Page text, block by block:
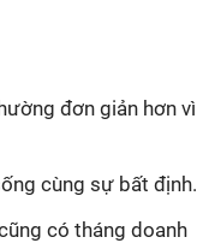
đơn giản hơn vì
cùng sự bất định.
có tháng doanh